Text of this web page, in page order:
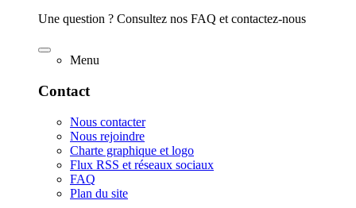
Une question ? Consultez nos FAQ et contactez-nous
Menu
Contact
Nous contacter
Nous rejoindre
Charte graphique et logo
Flux RSS et réseaux sociaux
FAQ
Plan du site